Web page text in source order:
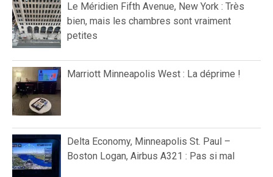
Le Méridien Fifth Avenue, New York : Très
bien, mais les chambres sont vraiment
petites
Marriott Minneapolis West : La déprime !
Delta Economy, Minneapolis St. Paul –
Boston Logan, Airbus A321 : Pas si mal